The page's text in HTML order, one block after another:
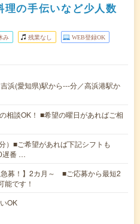
理の手伝いなど少人数
み 残業なし WEB登録OK
浜(愛知県)駅から---分／高浜港駅か
相談OK！ ■希望の曜日があればご相
）■ご希望があれば下記シフトも
遅番 …
急募！】2カ月～ ■ご応募から最短2
能です！
OK